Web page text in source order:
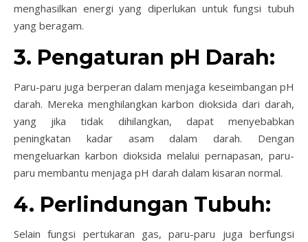
menghasilkan energi yang diperlukan untuk fungsi tubuh
yang beragam.
3. Pengaturan pH Darah:
Paru-paru juga berperan dalam menjaga keseimbangan pH
darah. Mereka menghilangkan karbon dioksida dari darah,
yang jika tidak dihilangkan, dapat menyebabkan
peningkatan kadar asam dalam darah. Dengan
mengeluarkan karbon dioksida melalui pernapasan, paru-
paru membantu menjaga pH darah dalam kisaran normal.
4. Perlindungan Tubuh:
Selain fungsi pertukaran gas, paru-paru juga berfungsi